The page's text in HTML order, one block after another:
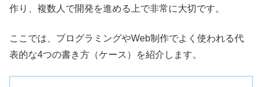
作り、複数人で開発を進める上で非常に大切です。
ここでは、プログラミングやWeb制作でよく使われる代
表的な4つの書き方（ケース）を紹介します。